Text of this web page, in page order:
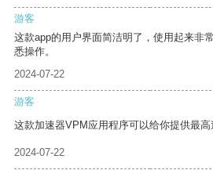
游客
这款app的用户界面简洁明了，使用起来非
悉操作。
2024-07-22
游客
这款加速器VPM应用程序可以给你提供最高
2024-07-22